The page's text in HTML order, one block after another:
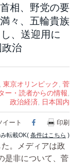
相、野党の要
々、五輪貴族
、送迎用に
治
東京オリンピック
菅
ー・読者からの情報
政治経済
日本国内
イート Facebook
印刷
転載OK( 条件はこちら )
。メディアは政
是非について、菅